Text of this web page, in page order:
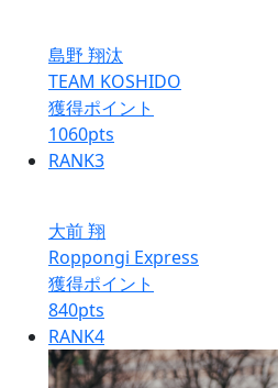
島野 翔汰
TEAM KOSHIDO
獲得ポイント
1060pts
RANK3
大前 翔
Roppongi Express
獲得ポイント
840pts
RANK4